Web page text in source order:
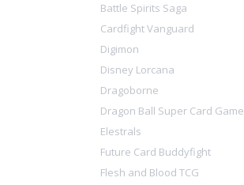
Battle Spirits Saga
Cardfight Vanguard
Digimon
Disney Lorcana
Dragoborne
Dragon Ball Super Card Game
Elestrals
Future Card Buddyfight
Flesh and Blood TCG